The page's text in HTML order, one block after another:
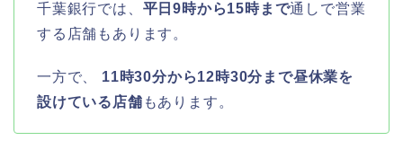
千葉銀行では、 平日9時から15時まで通しで営業
する店舗もあります。
一方で、 11時30分から12時30分まで昼休業を
設けている店舗 もあります。